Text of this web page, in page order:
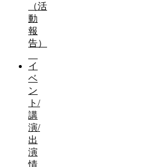
（活
動
報
告）
イ
ベ
ン
ト/
講
演/
出
演
情